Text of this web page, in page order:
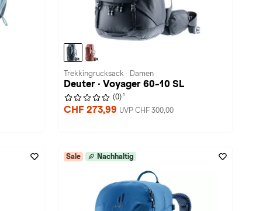
Trekkingrucksack · Damen
Deuter · Voyager 60-10 SL
(0) 1
CHF 273,99 UVP CHF 300,00
Sale Nachhaltig